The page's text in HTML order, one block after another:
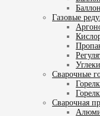
Газовые
Сварочные
Сварочная